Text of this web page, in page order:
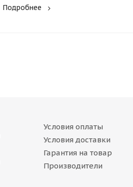
Подробнее
Условия оплаты
Условия доставки
Гарантия на товар
Производители